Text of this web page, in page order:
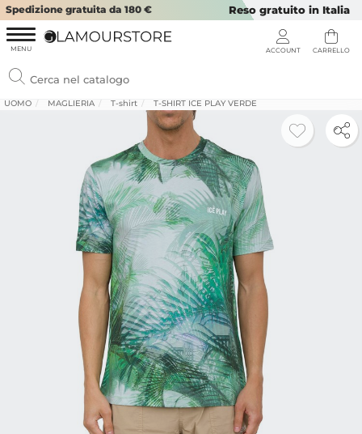
Spedizione gratuita da 180 € Reso gratuito in Italia
UOMO MAGLIERIA T-shirt T-SHIRT ICE PLAY VERDE